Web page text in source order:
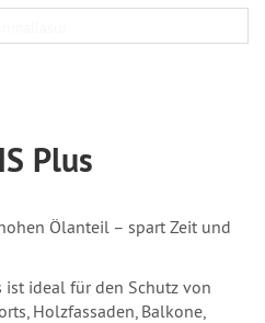
Plus
Ölanteil – spart Zeit und
ist ideal für den Schutz von
Holzfassaden, Balkone,